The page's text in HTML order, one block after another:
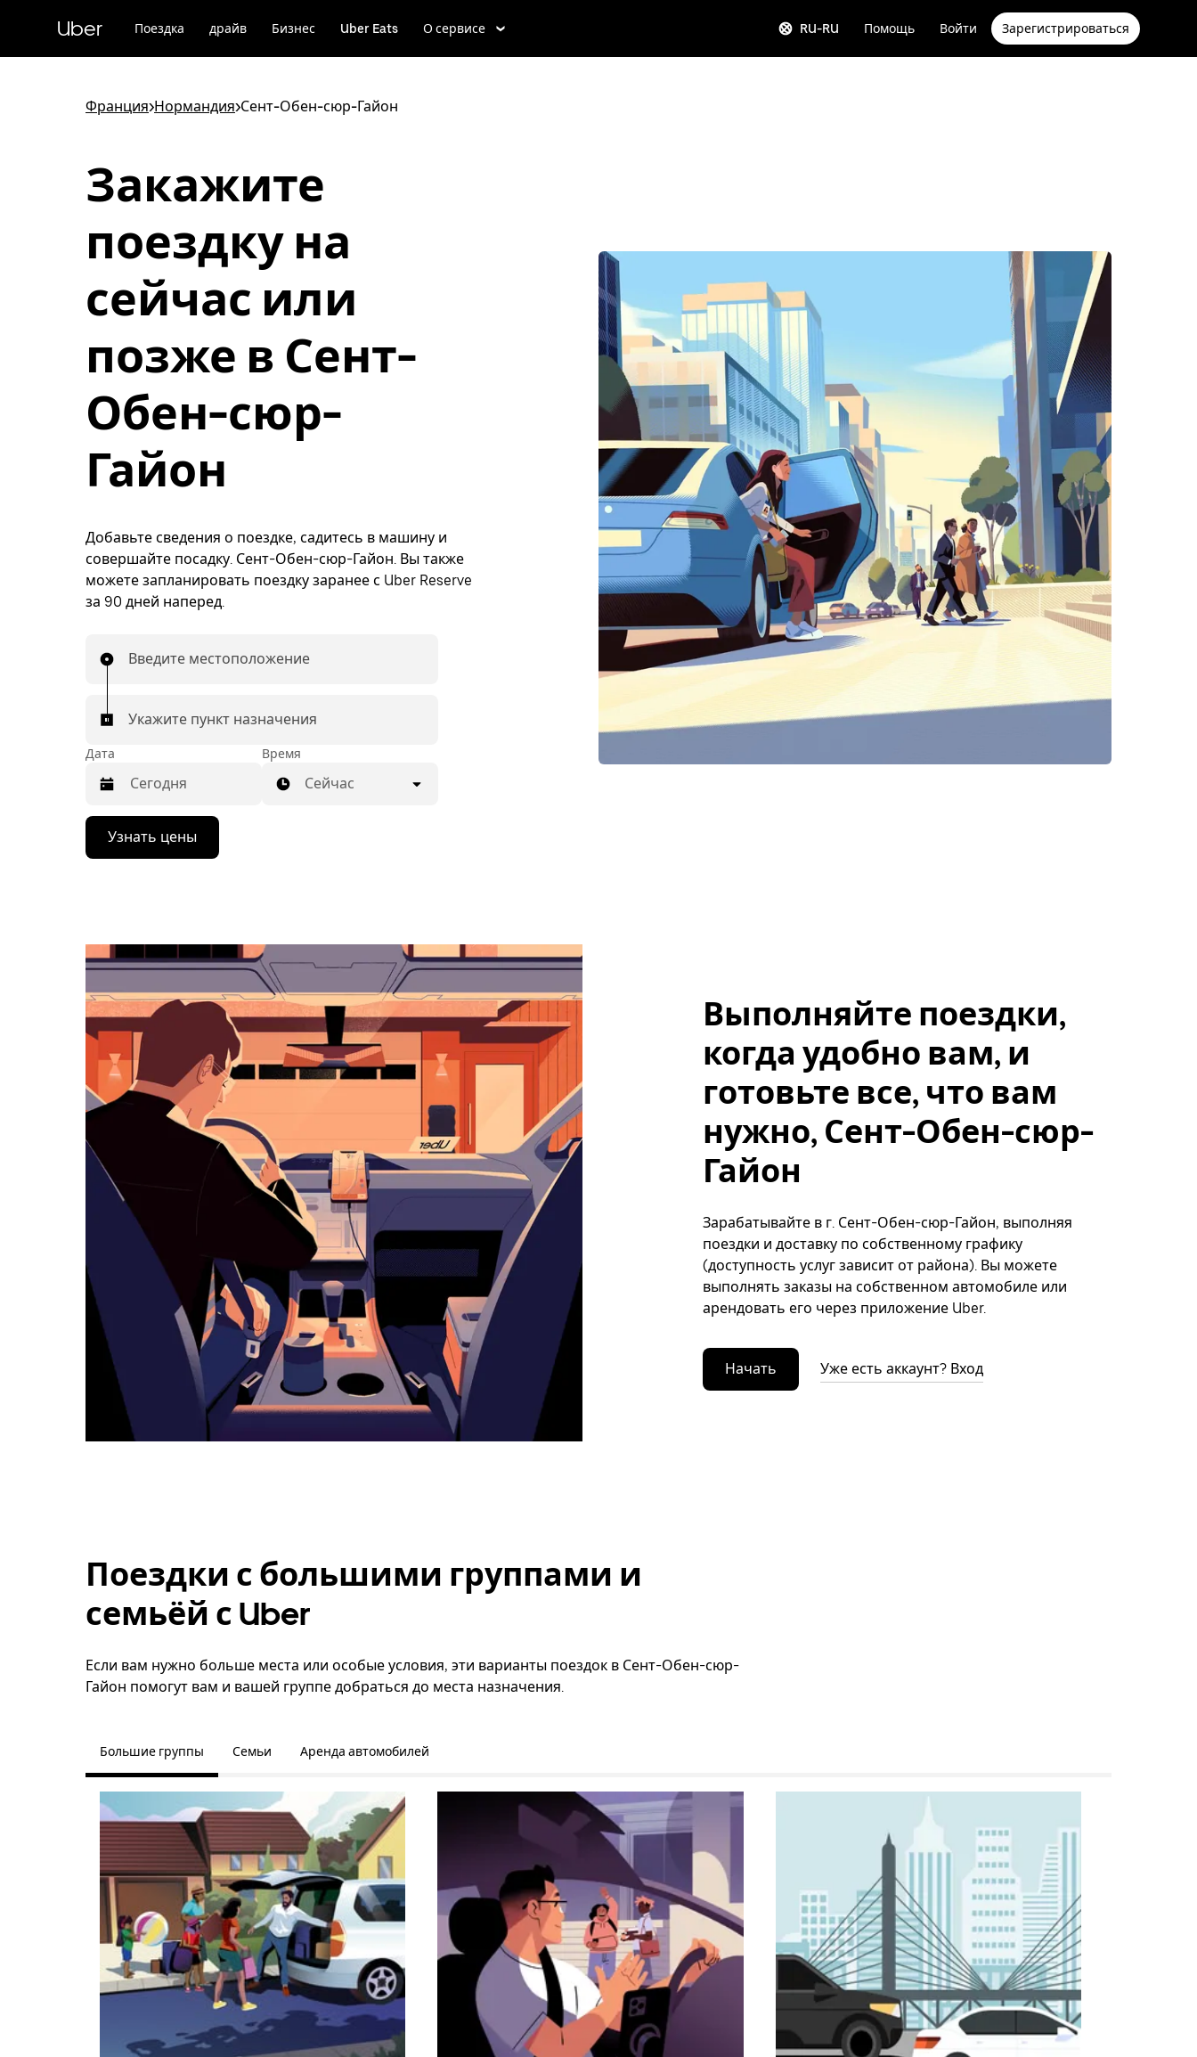
к
Uber Поездка драйв Бизнес Uber Eats О сервисе RU-RU Помощь Войти Зарегистрироваться
Франция>Нормандия>Сент-Обен-сюр-Гайон
Закажите
поездку на
сейчас или
позже в Сент-
Обен-сюр-
Гайон
Добавьте сведения о поездке, садитесь в машину и
совершайте посадку. Сент-Обен-сюр-Гайон. Вы также
можете запланировать поездку заранее с Uber Reserve
за 90 дней наперед.
Введите местоположение
Укажите пункт назначения
Дата
Нажмите
стрелку
вниз,
выбрать
дату.
закрыть
календарь,
нажмите
Esc.
Время
Сейчас
Узнать цены
Выполняйте поездки,
когда удобно вам, и
готовьте все, что вам
нужно, Сент-Обен-сюр-
Гайон
Зарабатывайте в г. Сент-Обен-сюр-Гайон, выполняя
поездки и доставку по собственному графику
(доступность услуг зависит от района). Вы можете
выполнять заказы на собственном автомобиле или
арендовать его через приложение Uber.
Начать Уже есть аккаунт? Вход
Поездки с большими группами и
семьёй с Uber
Если вам нужно больше места или особые условия, эти варианты поездок в Сент-Обен-сюр-
Гайон помогут вам и вашей группе добраться до места назначения.
Большие группы Семьи Аренда автомобилей